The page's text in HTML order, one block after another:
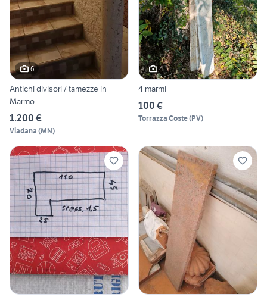
6
Antichi divisori / tamezze in
Marmo
1.200 €
Viadana (MN)
4
4 marmi
100 €
Torrazza Coste(PV)